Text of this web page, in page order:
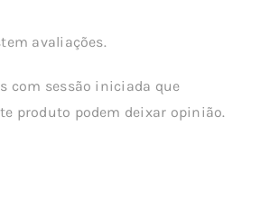
avaliações.
com sessão iniciada que
produto podem deixar opinião.